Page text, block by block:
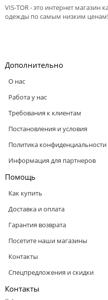
VIS-TOR - это интернет магазин
одежды по самым низким ценам!
Дополнительно
О нас
Работа у нас
Требования к клиентам
Постановления и условия
Политика конфиденциальности
Информация для партнеров
Помощь
Как купить
Доставка и оплата
Гарантия возврата
Посетите наши магазины
Контакты
Спецпредложения и скидки
Контакты